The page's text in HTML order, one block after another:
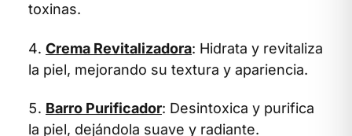
toxinas.
Crema Revitalizadora: Hidrata y revitaliza
la piel, mejorando su textura y apariencia.
Barro Purificador: Desintoxica y purifica
la piel, dejándola suave y radiante.